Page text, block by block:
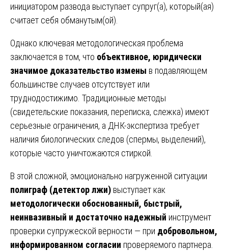
инициатором развода выступает супруг(а), который(ая)
считает себя обманутым(ой).
Однако ключевая методологическая проблема
заключается в том, что объективное, юридически
значимое доказательство измены в подавляющем
большинстве случаев отсутствует или
труднодостижимо. Традиционные методы
(свидетельские показания, переписка, слежка) имеют
серьезные ограничения, а ДНК-экспертиза требует
наличия биологических следов (спермы, выделений),
которые часто уничтожаются стиркой.
В этой сложной, эмоционально нагруженной ситуации
полиграф (детектор лжи) выступает как
методологически обоснованный, быстрый,
неинвазивный и достаточно надежный инструмент
проверки супружеской верности — при добровольном,
информированном согласии проверяемого партнера.